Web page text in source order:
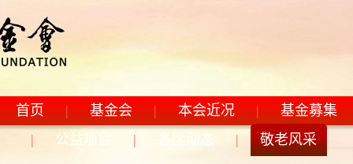
首页 | 基金会 | 本会近况 |
基金募集
|
公益项目 | 各区动态 | 敬老风采